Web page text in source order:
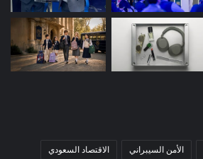
الأمن السيبراني الاقتصاد السعودي